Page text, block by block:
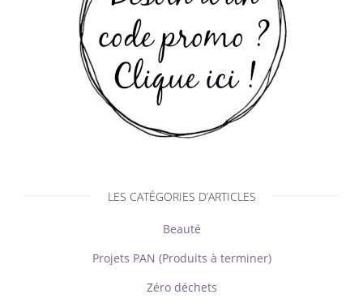
LES CATÉGORIES D’ARTICLES
Beauté
Projets PAN (Produits à terminer)
Zéro déchets